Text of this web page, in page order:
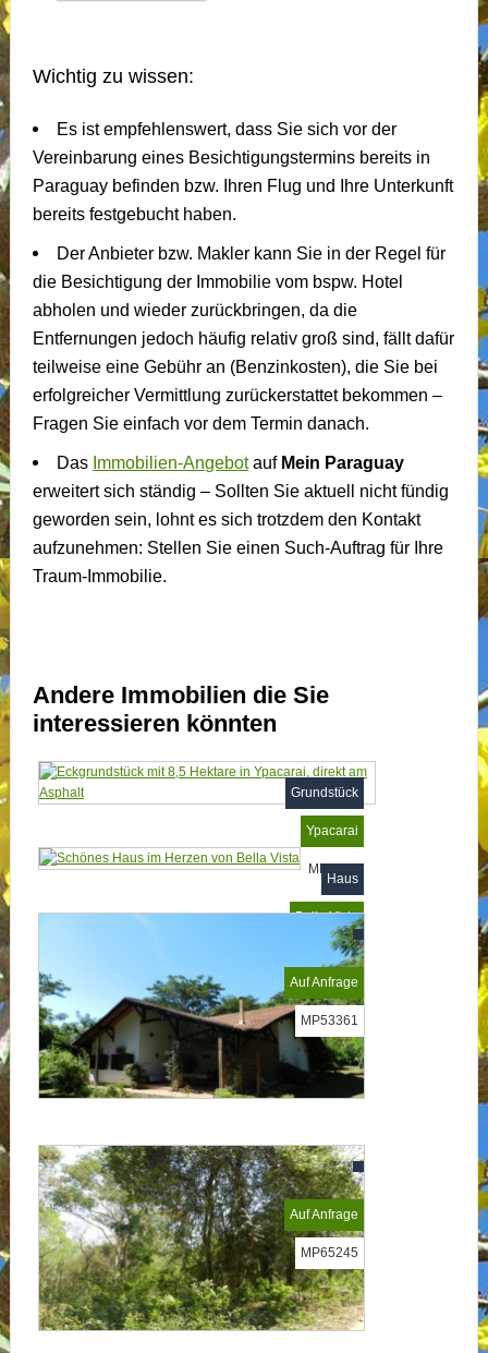
Wichtig zu wissen:
Es ist empfehlenswert, dass Sie sich vor der
Vereinbarung eines Besichtigungstermins bereits in
Paraguay befinden bzw. Ihren Flug und Ihre Unterkunft
bereits festgebucht haben.
Der Anbieter bzw. Makler kann Sie in der Regel für
die Besichtigung der Immobilie vom bspw. Hotel
abholen und wieder zurückbringen, da die
Entfernungen jedoch häufig relativ groß sind, fällt dafür
teilweise eine Gebühr an (Benzinkosten), die Sie bei
erfolgreicher Vermittlung zurückerstattet bekommen –
Fragen Sie einfach vor dem Termin danach.
Das Immobilien-Angebotauf Mein Paraguay
erweitert sich ständig – Sollten Sie aktuell nicht fündig
geworden sein, lohnt es sich trotzdem den Kontakt
aufzunehmen: Stellen Sie einen Such-Auftrag für Ihre
Traum-Immobilie.
Andere Immobilien die Sie
interessieren könnten
Grundstück
Ypacarai
MP7949
Haus
Bella Vista
MP634742
Auf Anfrage
MP53361
Auf Anfrage
MP65245